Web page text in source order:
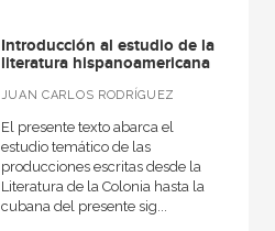
Introducción al estudio de la
literatura hispanoamericana
JUAN CARLOS RODRÍGUEZ
El presente texto abarca el
estudio temático de las
producciones escritas desde la
Literatura de la Colonia hasta la
cubana del presente sig...